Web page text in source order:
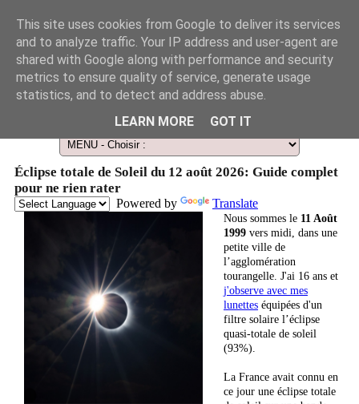
Le Guide des Smart Télescopes et de l'Astronomie amateur
Éclipse totale de Soleil du 12 août 2026: Guide complet
pour ne rien rater
Powered by Translate
Nous sommes le 11 Août
1999 vers midi, dans une
petite ville de
l’agglomération
tourangelle. J'ai 16 ans et
j'observe avec mes
lunettes équipées d'un
filtre solaire l’éclipse
quasi-totale de soleil
(93%).
La France avait connu en
ce jour une éclipse totale
This site uses cookies from Google to deliver its services
and to analyze traffic. Your IP address and user-agent are
shared with Google along with performance and security
metrics to ensure quality of service, generate usage
statistics, and to detect and address abuse.
LEARN MORE
GOT IT